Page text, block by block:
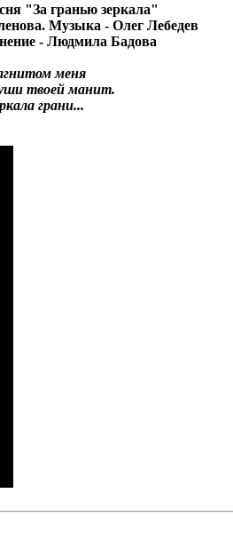
"За гранью зеркала"
Музыка - Олег Лебедев
- Людмила Бадова
меня
твоей манит.
грани...